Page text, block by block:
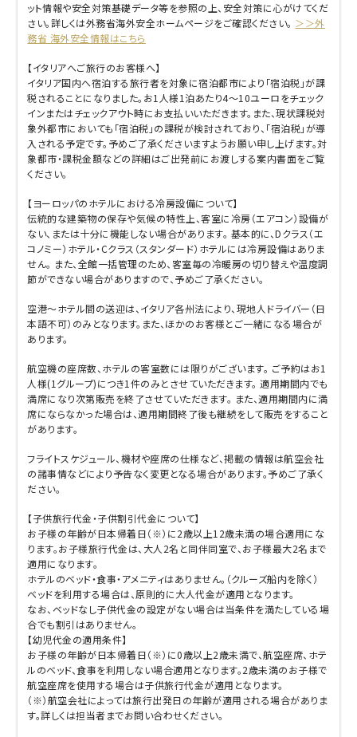
ット情報や安全対策基礎データ等を参照の上、安全対策に心がけてくだ
さい。詳しくは外務省海外安全ホームページをご確認ください。 ＞＞外
務省 海外安全情報はこちら
【イタリアへご旅行のお客様へ】
イタリア国内へ宿泊する旅行者を対象に宿泊都市により「宿泊税」が課
税されることになりました。お1人様1泊あたり4～10ユーロをチェック
インまたはチェックアウト時にお支払いいただきます。また、現状課税対
象外都市においても「宿泊税」の課税が検討されており、「宿泊税」が導
入される予定です。予めご了承くださいますようお願い申し上げます。対
象都市・課税金額などの詳細はご出発前にお渡しする案内書面をご覧
ください。
【ヨーロッパのホテルにおける冷房設備について】
伝統的な建築物の保存や気候の特性上、客室に冷房（エアコン）設備が
ない、または十分に機能しない場合があります。 基本的に、Dクラス（エ
コノミー）ホテル・Cクラス（スタンダード）ホテルには冷房設備はありま
せん。 また、全館一括管理のため、客室毎の冷暖房の切り替えや温度調
節ができない場合がありますので、予めご了承ください。
空港～ホテル間の送迎は、イタリア各州法により、現地人ドライバー（日
本語不可）のみとなります。また、ほかのお客様とご一緒になる場合が
あります。
航空機の座席数、ホテルの客室数には限りがございます。 ご予約はお1
人様(1グループ)につき1件のみとさせていただきます。 適用期間内でも
満席になり次第販売を終了させていただきます。 また、適用期間内に満
席にならなかった場合は、適用期間終了後も継続をして販売をすること
があります。
フライトスケジュール、機材や座席の仕様など、掲載の情報は航空会社
の諸事情などにより予告なく変更となる場合があります。予めご了承く
ださい。
【子供旅行代金・子供割引代金について】
お子様の年齢が日本帰着日（※）に2歳以上12歳未満の場合適用にな
ります。お子様旅行代金は、大人2名と同伴同室で、お子様最大2名まで
適用になります。
ホテルのベッド・食事・アメニティはありません。（クルーズ船内を除く）
ベッドを利用する場合は、原則的に大人代金が適用となります。
なお、ベッドなし子供代金の設定がない場合は当条件を満たしている場
合でも割引はありません。
【幼児代金の適用条件】
お子様の年齢が日本帰着日（※）に0歳以上2歳未満で、航空座席、ホテ
ルのベッド、食事を利用しない場合適用となります。2歳未満のお子様で
航空座席を使用する場合は子供旅行代金が適用となります。
（※）航空会社によっては旅行出発日の年齢が適用される場合がありま
す。詳しくは担当者までお問い合わせください。